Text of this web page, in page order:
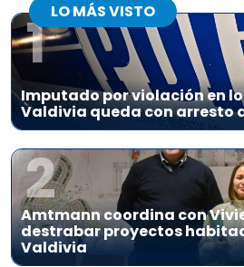
LO MÁS VISTO
1
Imputado por violación en
Valdivia queda con
2
Amtmann coordina con
destrabar proyectos
Valdivia